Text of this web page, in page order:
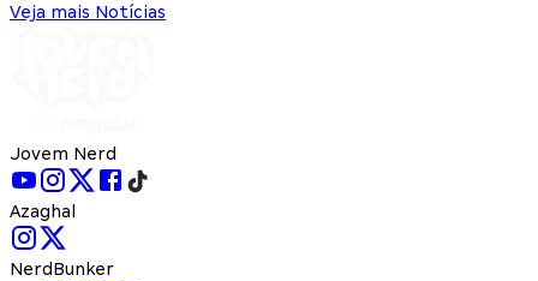
Veja mais Notícias
Jovem Nerd
Azaghal
NerdBunker